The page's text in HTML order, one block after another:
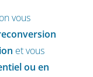
vous
et vous
ou en